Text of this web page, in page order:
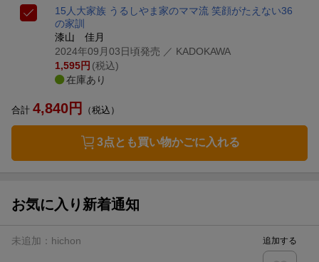
15人大家族 うるしやま家のママ流 笑顔がたえない36
の家訓
漆山 佳月
2024年09月03日頃発売 ／ KADOKAWA
1,595円 (税込)
在庫あり
合計 4,840円 （税込）
3点とも買い物かごに入れる
お気に入り新着通知
未追加： hichon 追加する